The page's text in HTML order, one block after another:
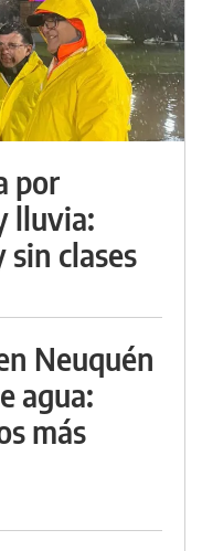
por
lluvia:
sin clases
Neuquén
agua:
más